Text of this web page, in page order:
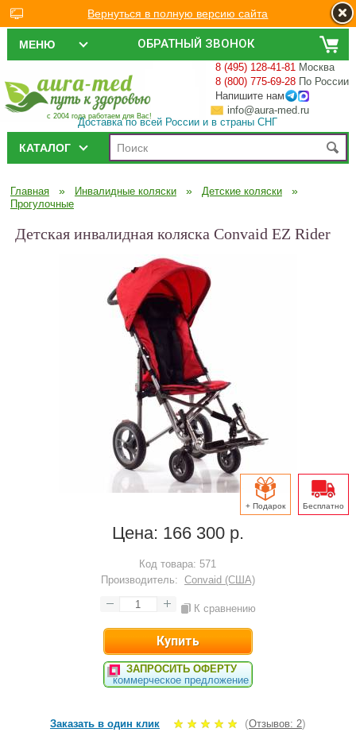
ОБРАТНЫЙ ЗВОНОК
МЕНЮ
с 2004 года работаем для Вас!
8 (495) 128-41-81 Москва
8 (800) 775-69-28 По России
Напишите нам
info@aura-med.ru
Доставка по всей России и в страны СНГ
КАТАЛОГ
Главная » Инвалидные коляски » Детские коляски »
Прогулочные
Детская инвалидная коляска Convaid EZ Rider
+ Подарок Бесплатно
Цена: 166 300 р.
Код товара: 571
Производитель: Convaid (США)
К сравнению
ЗАПРОСИТЬ ОФЕРТУ
коммерческое предложение
Заказать в один клик (Отзывов: 2)
Вернуться в полную версию сайта